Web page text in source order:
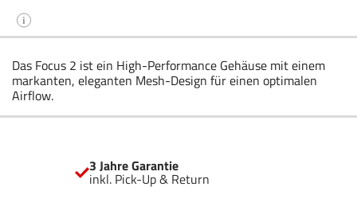
i
Das Focus 2 ist ein High-Performance Gehäuse mit einem
markanten, eleganten Mesh-Design für einen optimalen
Airflow.
3 Jahre Garantie
inkl. Pick-Up & Return